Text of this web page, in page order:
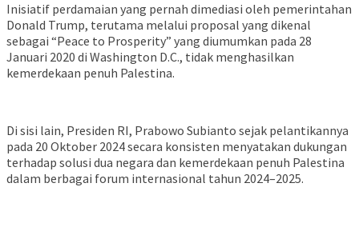
Inisiatif perdamaian yang pernah dimediasi oleh pemerintahan
Donald Trump, terutama melalui proposal yang dikenal
sebagai “Peace to Prosperity” yang diumumkan pada 28
Januari 2020 di Washington D.C., tidak menghasilkan
kemerdekaan penuh Palestina.
Di sisi lain, Presiden RI, Prabowo Subianto sejak pelantikannya
pada 20 Oktober 2024 secara konsisten menyatakan dukungan
terhadap solusi dua negara dan kemerdekaan penuh Palestina
dalam berbagai forum internasional tahun 2024–2025.